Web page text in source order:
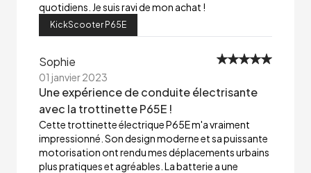
quotidiens. Je suis ravi de mon achat !
KickScooter P65E
Sophie
01 janvier 2023
Une expérience de conduite électrisante
avec la trottinette P65E !
Cette trottinette électrique P65E m'a vraiment
impressionné. Son design moderne et sa puissante
motorisation ont rendu mes déplacements urbains
plus pratiques et agréables. La batterie a une